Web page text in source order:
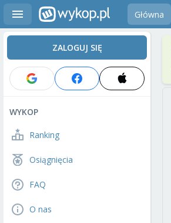
Główna
ZALOGUJ SIĘ
WYKOP
Ranking
Osiągnięcia
FAQ
O nas